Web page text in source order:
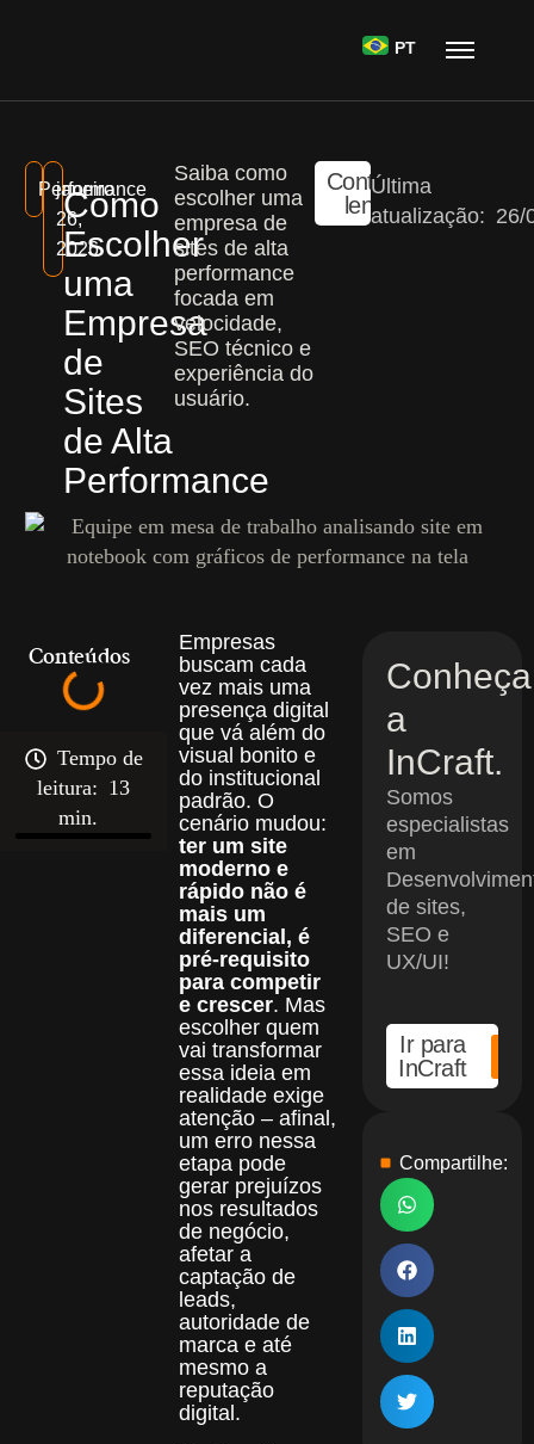
PT
Performance
janeiro
26,
2026
Como
Escolher
uma
Empresa
de
Sites
de Alta
Performance
Saiba como
escolher uma
empresa de
sites de alta
performance
focada em
velocidade,
SEO técnico e
experiência do
usuário.
Continue
lendo
Última
atualização: 26/
Conteúdos
Tempo de
leitura: 13
min.
Empresas
buscam cada
vez mais uma
presença digital
que vá além do
visual bonito e
do institucional
padrão. O
cenário mudou:
ter um site
moderno e
rápido não é
mais um
diferencial, é
pré-requisito
para competir
e crescer. Mas
escolher quem
vai transformar
essa ideia em
realidade exige
atenção – afinal,
um erro nessa
etapa pode
gerar prejuízos
nos resultados
de negócio,
afetar a
captação de
leads,
autoridade de
marca e até
mesmo a
reputação
digital.
Conheça
a
InCraft.
Somos
especialistas
em
de sites,
SEO e
UX/UI!
Ir para
InCraft
Compartilhe: